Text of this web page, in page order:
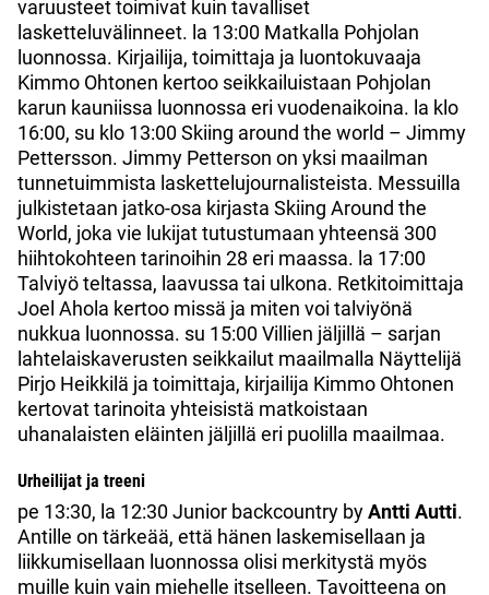
varuusteet toimivat kuin tavalliset
lasketteluvälinneet. la 13:00 Matkalla Pohjolan
luonnossa. Kirjailija, toimittaja ja luontokuvaaja
Kimmo Ohtonen kertoo seikkailuistaan Pohjolan
karun kauniissa luonnossa eri vuodenaikoina. la klo
16:00, su klo 13:00 Skiing around the world – Jimmy
Pettersson. Jimmy Petterson on yksi maailman
tunnetuimmista laskettelujournalisteista. Messuilla
julkistetaan jatko-osa kirjasta Skiing Around the
World, joka vie lukijat tutustumaan yhteensä 300
hiihtokohteen tarinoihin 28 eri maassa. la 17:00
Talviyö teltassa, laavussa tai ulkona. Retkitoimittaja
Joel Ahola kertoo missä ja miten voi talviyönä
nukkua luonnossa. su 15:00 Villien jäljillä – sarjan
lahtelaiskaverusten seikkailut maailmalla Näyttelijä
Pirjo Heikkilä ja toimittaja, kirjailija Kimmo Ohtonen
kertovat tarinoita yhteisistä matkoistaan
uhanalaisten eläinten jäljillä eri puolilla maailmaa.
Urheilijat ja treeni
pe 13:30, la 12:30 Junior backcountry byAntti Autti.
Antille on tärkeää, että hänen laskemisellaan ja
liikkumisellaan luonnossa olisi merkitystä myös
muille kuin vain miehelle itselleen. Tavoitteena on